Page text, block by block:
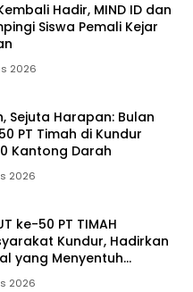
Hadir, MIND ID dan
Siswa Pemali Kejar
2026
Sejuta Harapan: Bulan
PT Timah di Kundur
Kantong Darah
2026
ke-50 PT TIMAH
Kundur, Hadirkan
yang Menyentuh
2026